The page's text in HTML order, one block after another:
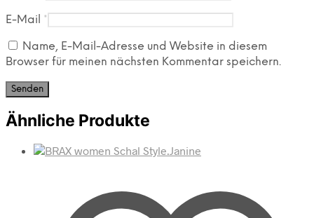
E-Mail *
Name, E-Mail-Adresse und Website in diesem
Browser für meinen nächsten Kommentar speichern.
Ähnliche Produkte